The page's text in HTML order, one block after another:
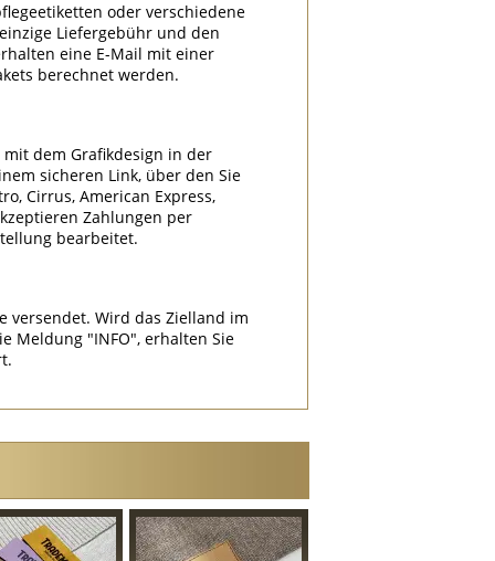
oder verschiedene
Liefergebühr und den
eine E-Mail mit einer
berechnet werden.
mit dem Grafikdesign in der
sicheren Link, über den Sie
Cirrus, American Express,
Zahlungen per
bearbeitet.
versendet. Wird das Zielland im
Meldung "INFO", erhalten Sie